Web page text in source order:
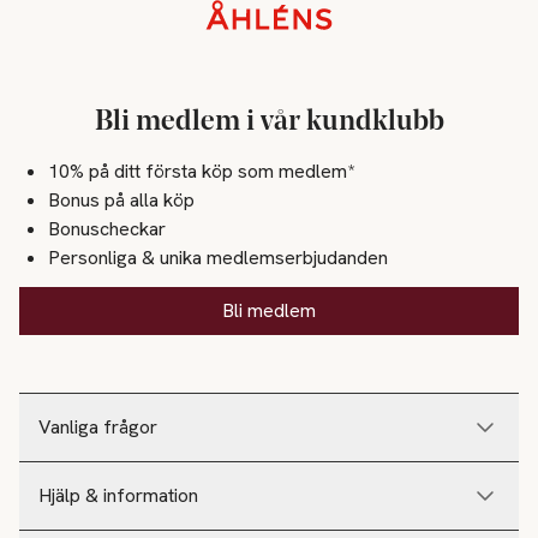
Vanliga frågor
Hjälp & information
Bli medlem i vår kundklubb
10% på ditt första köp som medlem*
Bonus på alla köp
Bonuscheckar
Personliga & unika medlemserbjudanden
Bli medlem